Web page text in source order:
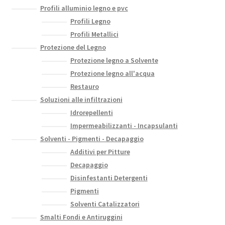
Profili alluminio legno e pvc
Profili Legno
Profili Metallici
Protezione del Legno
Protezione legno a Solvente
Protezione legno all'acqua
Restauro
Soluzioni alle infiltrazioni
Idrorepellenti
Impermeabilizzanti - Incapsulanti
Solventi - Pigmenti - Decapaggio
Additivi per Pitture
Decapaggio
Disinfestanti Detergenti
Pigmenti
Solventi Catalizzatori
Smalti Fondi e Antiruggini